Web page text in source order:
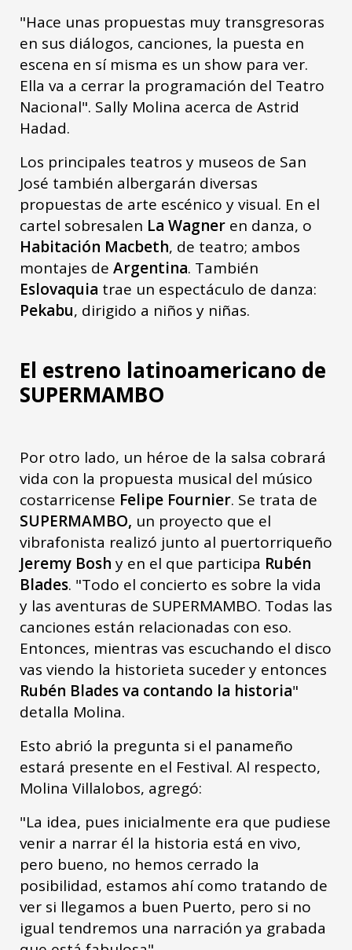
"Hace unas propuestas muy transgresoras
en sus diálogos, canciones, la puesta en
escena en sí misma es un show para ver.
Ella va a cerrar la programación del Teatro
Nacional". Sally Molina acerca de Astrid
Hadad.
Los principales teatros y museos de San
José también albergarán diversas
propuestas de arte escénico y visual. En el
cartel sobresalen La Wagner en danza, o
Habitación Macbeth, de teatro; ambos
montajes de Argentina. También
Eslovaquia trae un espectáculo de danza:
Pekabu, dirigido a niños y niñas.
El estreno latinoamericano de
SUPERMAMBO
Por otro lado, un héroe de la salsa cobrará
vida con la propuesta musical del músico
costarricense Felipe Fournier. Se trata de
SUPERMAMBO, un proyecto que el
vibrafonista realizó junto al puertorriqueño
Jeremy Bosh y en el que participa Rubén
Blades. "Todo el concierto es sobre la vida
y las aventuras de SUPERMAMBO. Todas las
canciones están relacionadas con eso.
Entonces, mientras vas escuchando el disco
vas viendo la historieta suceder y entonces
Rubén Blades va contando la historia"
detalla Molina.
Esto abrió la pregunta si el panameño
estará presente en el Festival. Al respecto,
Molina Villalobos, agregó:
"La idea, pues inicialmente era que pudiese
venir a narrar él la historia está en vivo,
pero bueno, no hemos cerrado la
posibilidad, estamos ahí como tratando de
ver si llegamos a buen Puerto, pero si no
igual tendremos una narración ya grabada